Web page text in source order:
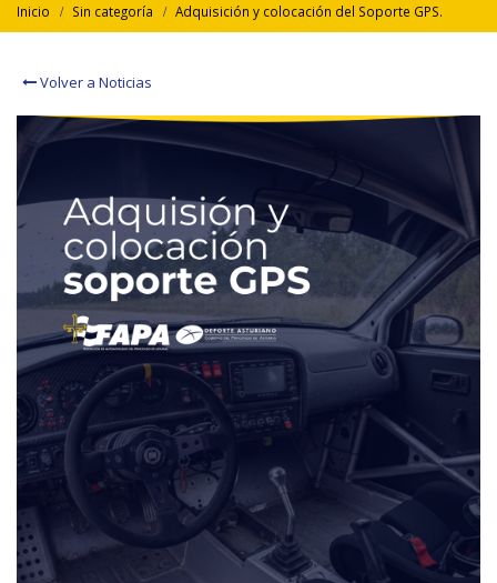
Inicio Sin categoría Adquisición y colocación del Soporte GPS.
Volver a Noticias